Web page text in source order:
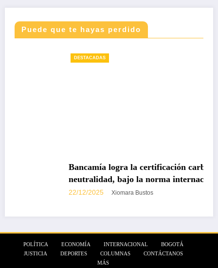
Puede que te hayas perdido
Bancamía logra la certificación carbono
neutralidad, bajo la norma internacional ISO
Xiomara Bustos
POLÍTICA ECONOMÍA INTERNACIONAL
BOGOTÁ
JUSTICIA
DEPORTES COLUMNAS
CONTÁCTANOS
MÁS